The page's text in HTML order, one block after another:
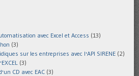
avec Excel et Access (13)
(3)
sur les entreprises avec l'API SIRENE (2)
(3)
CD avec EAC (3)